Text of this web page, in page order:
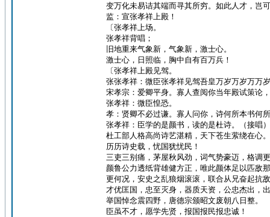
变万化未易诘其端而寻其所穷。如此人才，岂
监：宣张孝祥上殿！
〔张孝祥上场。
张孝祥背唱；
旧地重来气象新，气象新，激士心。
激士心，日照临，胸中自有百万兵！
〔张孝祥上殿见驾。
张张孝祥：微臣张孝祥见驾吾皇万岁万岁万万
宋孝宗：爱卿平身。寡人查阅你当年殿试策论
张孝祥：微臣惶恐。
孝：贤卿不必过谦。寡人问你，诗何所本书何
张孝祥：臣学的是颜书，读的是杜诗。（接唱）
杜工部人格高尚诗艺湛精，天下苍生萦绕在心。
历历诗史载，忧国犹忧民！
三吏三别痛，茅屋秋风劲，词气势豪迈，格调
颜鲁公力透纸背雄健方正，唯此颜体足以匹敌
更何况，安史之乱狼烟滚滚，联合从兄奋起抗
才优匡国，忠至灭身，器质天资，公忠杰出，
举国悼念震四野，唐德宗颁昭文废朝八日整。
臣虽不才，愿学先贤，报国报民报忠诚！